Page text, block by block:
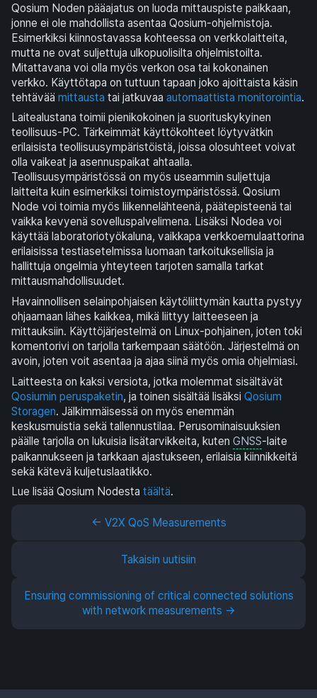
Qosium Noden pääajatus on luoda mittauspiste paikkaan,
jonne ei ole mahdollista asentaa Qosium-ohjelmistoja.
Esimerkiksi kiinnostavassa kohteessa on verkkolaitteita,
mutta ne ovat suljettuja ulkopuolisilta ohjelmistoilta.
Mitattavana voi olla myös verkon osa tai kokonainen
verkko. Käyttötapa on tuttuun tapaan joko ajoittaista käsin
tehtävää mittausta tai jatkuvaa automaattista monitorointia.
Laitealustana toimii pienikokoinen ja suorituskykyinen
teollisuus-PC. Tärkeimmät käyttökohteet löytyvätkin
erilaisista teollisuusympäristöistä, joissa olosuhteet voivat
olla vaikeat ja asennuspaikat ahtaalla.
Teollisuusympäristössä on myös useammin suljettuja
laitteita kuin esimerkiksi toimistoympäristössä. Qosium
Node voi toimia myös liikennelähteenä, päätepisteenä tai
vaikka kevyenä sovelluspalvelimena. Lisäksi Nodea voi
käyttää laboratoriotyökaluna, vaikkapa verkkoemulaattorina
erilaisissa testiasetelmissa luomaan tarkoituksellisia ja
hallittuja ongelmia yhteyteen tarjoten samalla tarkat
mittausmahdollisuudet.
Havainnollisen selainpohjaisen käytöliittymän kautta pystyy
ohjaamaan lähes kaikkea, mikä liittyy laitteeseen ja
mittauksiin. Käyttöjärjestelmä on Linux-pohjainen, joten toki
komentorivi on tarjolla tarkempaan säätöön. Järjestelmä on
avoin, joten voit asentaa ja ajaa siinä myös omia ohjelmiasi.
Laitteesta on kaksi versiota, jotka molemmat sisältävät
Qosiumin peruspaketin, ja toinen sisältää lisäksi Qosium
Storagen. Jälkimmäisessä on myös enemmän
keskusmuistia sekä tallennustilaa. Perusominaisuuksien
päälle tarjolla on lukuisia lisätarvikkeita, kuten GNSS-laite
paikannukseen ja tarkkaan ajastukseen, erilaisia kiinnikkeitä
sekä kätevä kuljetuslaatikko.
Lue lisää Qosium Nodesta täältä.
← V2X QoS Measurements
Takaisin uutisiin
Ensuring commissioning of critical connected solutions
with network measurements →